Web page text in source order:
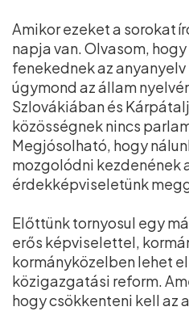
Amikor ezeket a sorokat
napja van. Olvasom,
fenekednek az
úgymond az állam
Szlovákiában és
közösségnek nincs
Megjósolható, hogy
mozgolódni kezdenének
érdekképviseletünk
Előttünk tornyosul egy
erős képviselettel,
kormányközelben lehet
közigazgatási reform.
hogy csökkenteni kell az